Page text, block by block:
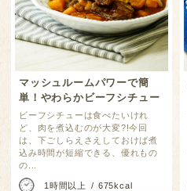
マッシュルームパワーで簡
単！やわらかビーフシチュー
ビーフシチューは食べたいけれ
ど、肉を煮込むのが大変?!今回
は、下ごしらえさえしておけば煮
込み時間が短縮できる、優れもの
の...
1時間以上 675kcal